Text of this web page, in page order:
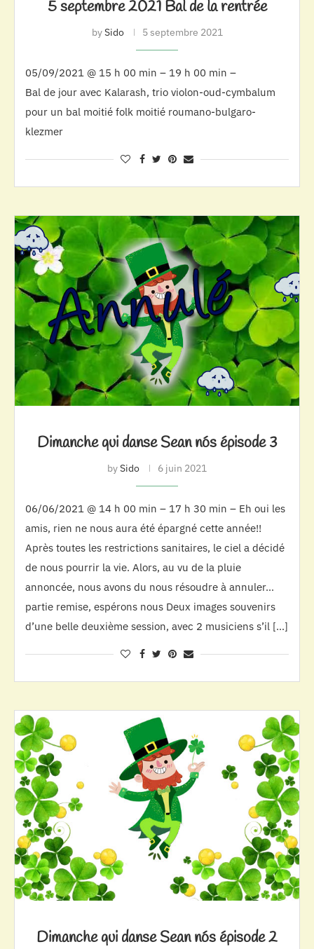
5 septembre 2021 Bal de la rentrée
bySido 5 septembre 2021
05/09/2021 @ 15 h 00 min – 19 h 00 min –
Bal de jour avec Kalarash, trio violon-oud-cymbalum
pour un bal moitié folk moitié roumano-bulgaro-
klezmer
Dimanche qui danse Sean nós épisode 3
bySido 6 juin 2021
06/06/2021 @ 14 h 00 min – 17 h 30 min – Eh oui les
amis, rien ne nous aura été épargné cette année!!
Après toutes les restrictions sanitaires, le ciel a décidé
de nous pourrir la vie. Alors, au vu de la pluie
annoncée, nous avons du nous résoudre à annuler…
partie remise, espérons nous Deux images souvenirs
d’une belle deuxième session, avec 2 musiciens s’il […]
Dimanche qui danse Sean nós épisode 2